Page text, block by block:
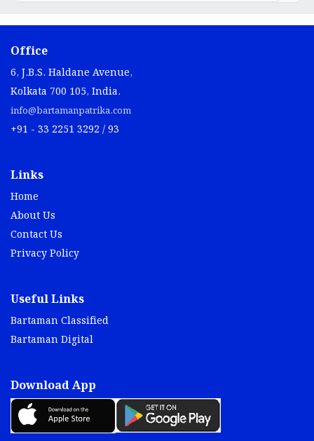
Office
6, J.B.S. Haldane Avenue,
Kolkata 700 105, India.
info@bartamanpatrika.com
+91 - 33 2251 3292 / 93
Links
Home
About Us
Contact Us
Privacy Policy
Useful Links
Bartaman Classified
Bartaman Digital
Download App